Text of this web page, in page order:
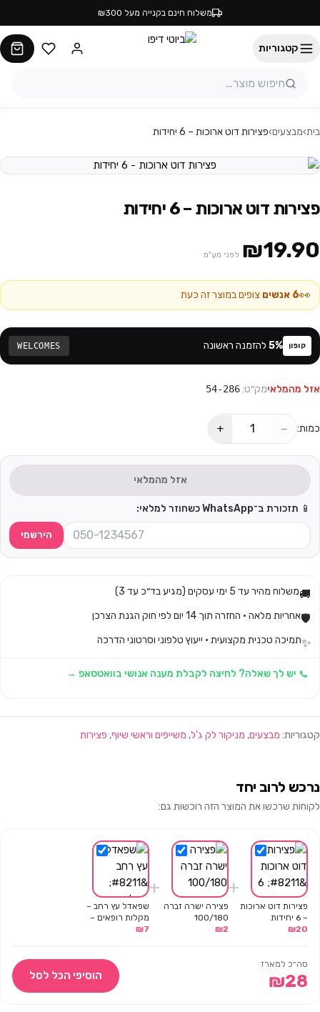
משלוח חינם בקנייה מעל ₪300
קטגוריות
בית›מבצעים›פצירות דוט ארוכות – 6 יחידות
פצירות דוט ארוכות – 6 יחידות
₪19.90 לפני מע"מ
👀
6 אנשים צופים במוצר זה כעת
קופון 5% להזמנה ראשונה WELCOMES
אזל מהמלאימק״ט:54-286
כמות: −
+
אזל מהמלאי
📱 תזכורת ב־WhatsApp כשחוזר למלאי:
הירשמי
🚚משלוח מהיר עד 5 ימי עסקים (מגיע בד״כ עד 3)
🛡️אחריות מלאה · החזרה תוך 14 יום לפי חוק הגנת הצרכן
✨תמיכה טכנית מקצועית · ייעוץ טלפוני וסרטוני הדרכה
יש לך שאלה? לחיצה לקבלת מענה אנושי בוואטסאפ →
קטגוריות: מבצעים, מניקור לק ג'ל, משייפים וראשי שיוף, פצירות
נרכש לרוב יחד
לקוחות שרכשו את המוצר הזה רוכשות גם:
פצירות דוט ארוכות
– 6 יחידות
₪20
+
פצירה ישרה זברה
100/180
₪2
+
שפאדל עץ רחב –
מקלות רופאים –
100 יח'
₪7
סה״כ למארז
₪28 הוסיפי הכל לסל